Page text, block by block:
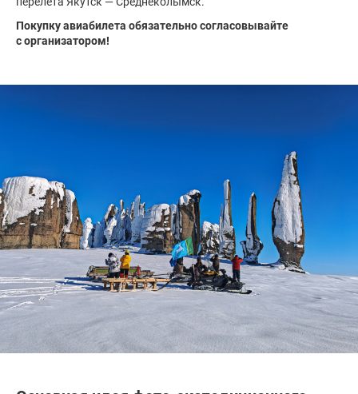
Покупку авиабилета обязательно согласовывайте
с организатором!